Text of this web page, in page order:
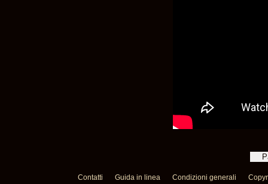
Contatti Guida in linea Condizioni generali